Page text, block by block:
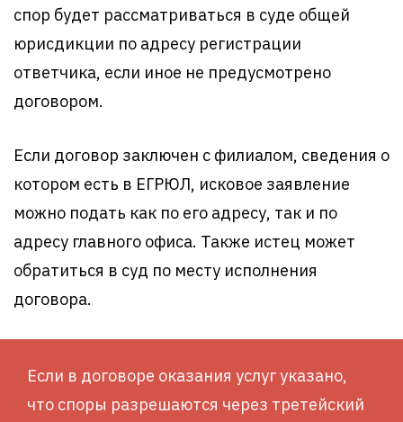
спор будет рассматриваться в суде общей
юрисдикции по адресу регистрации
ответчика, если иное не предусмотрено
договором.
Если договор заключен с филиалом, сведения о
котором есть в ЕГРЮЛ, исковое заявление
можно подать как по его адресу, так и по
адресу главного офиса. Также истец может
обратиться в суд по месту исполнения
договора.
Если в договоре оказания услуг указано,
что споры разрешаются через третейский